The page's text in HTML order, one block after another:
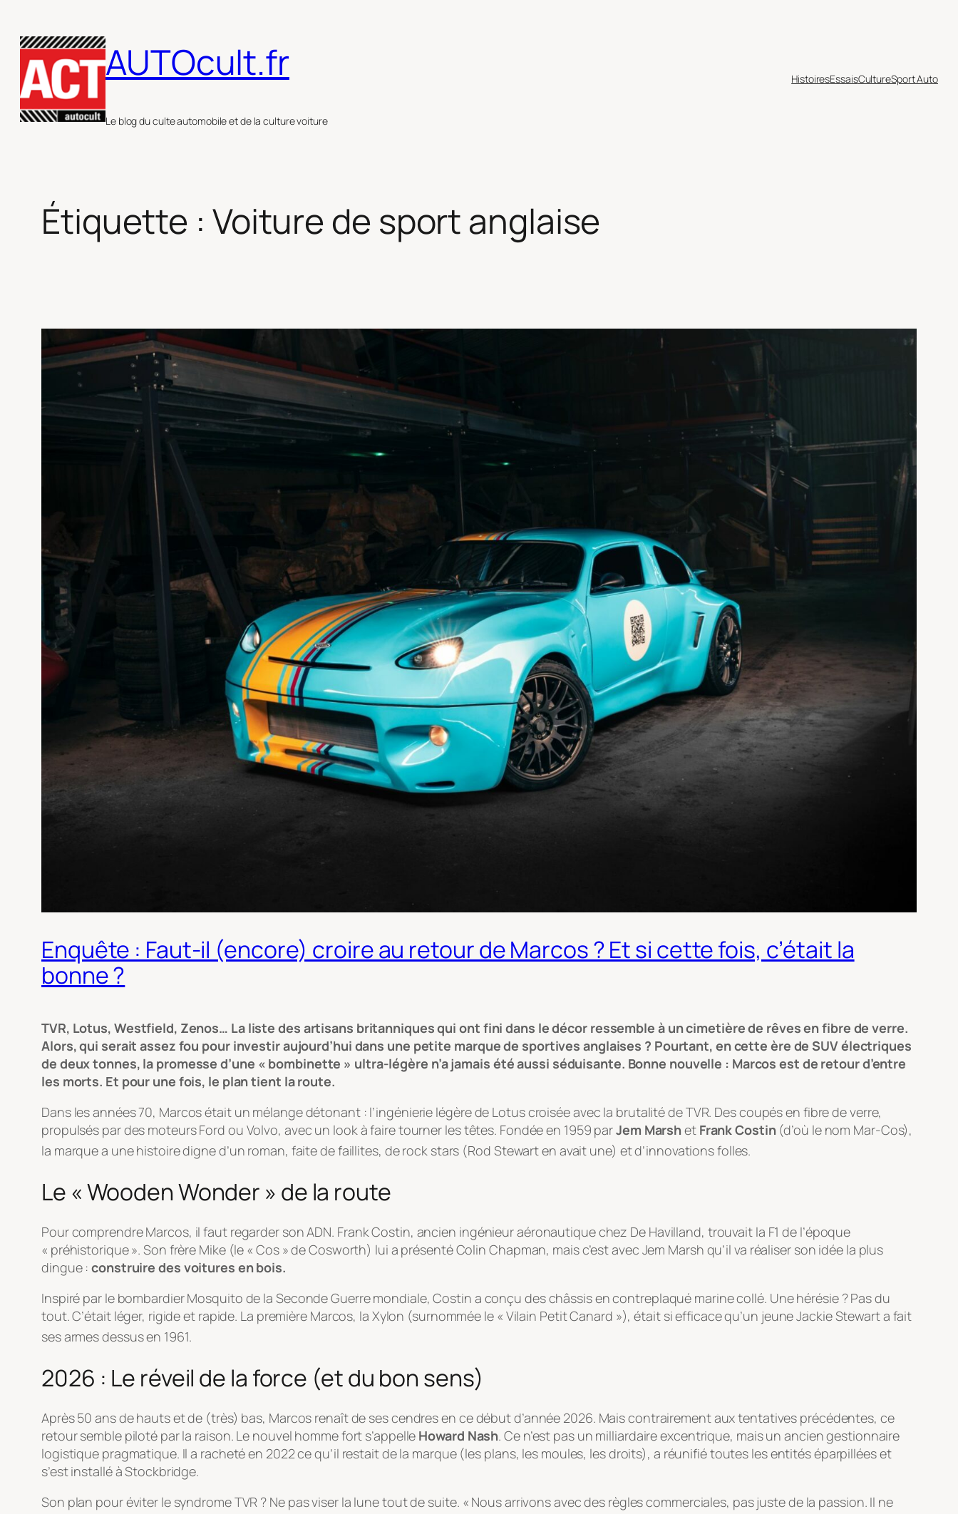
au
contenu
AUTOcult.fr
Le blog du culte automobile et de la culture voiture
HistoiresEssaisCultureSport Auto
Étiquette : Voiture de sport anglaise
Enquête : Faut-il (encore) croire au retour de Marcos ? Et si cette fois, c’était la
bonne ?
TVR, Lotus, Westfield, Zenos… La liste des artisans britanniques qui ont fini dans le décor ressemble à un cimetière de rêves en fibre de verre.
Alors, qui serait assez fou pour investir aujourd’hui dans une petite marque de sportives anglaises ? Pourtant, en cette ère de SUV électriques
de deux tonnes, la promesse d’une « bombinette » ultra-légère n’a jamais été aussi séduisante. Bonne nouvelle : Marcos est de retour d’entre
les morts. Et pour une fois, le plan tient la route.
Dans les années 70, Marcos était un mélange détonant : l’ingénierie légère de Lotus croisée avec la brutalité de TVR. Des coupés en fibre de verre,
propulsés par des moteurs Ford ou Volvo, avec un look à faire tourner les têtes. Fondée en 1959 parJem Marshet Frank Costin(d’où le nom Mar-Cos),
la marque a une histoire digne d’un roman, faite de faillites, de rock stars (Rod Stewart en avait une) et d’innovations folles.
Le « Wooden Wonder » de la route
Pour comprendre Marcos, il faut regarder son ADN. Frank Costin, ancien ingénieur aéronautique chez De Havilland, trouvait la F1 de l’époque
« préhistorique ». Son frère Mike (le « Cos » de Cosworth) lui a présenté Colin Chapman, mais c’est avec Jem Marsh qu’il va réaliser son idée la plus
dingue :construire des voitures en bois.
Inspiré par le bombardierMosquito de la Seconde Guerre mondiale, Costin a conçu des châssis en contreplaqué marine collé. Une hérésie ? Pas du
tout. C’était léger, rigide et rapide. La première Marcos, la Xylon (surnommée le « Vilain Petit Canard »), était si efficace qu’un jeune Jackie Stewart a fait
ses armes dessus en 1961.
2026 : Le réveil de la force (et du bon sens)
Après 50 ans de hauts et de (très) bas, Marcos renaît de ses cendres en ce début d’année 2026. Mais contrairement aux tentatives précédentes, ce
retour semble piloté par la raison. Le nouvel homme fort s’appelle Howard Nash. Ce n’est pas un milliardaire excentrique, mais un ancien gestionnaire
logistique pragmatique. Il a racheté en 2022 ce qu’il restait de la marque (les plans, les moules, les droits), a réunifié toutes les entités éparpillées et
s’est installé à Stockbridge.
Son plan pour éviter le syndrome TVR ? Ne pas viser la lune tout de suite. « Nous arrivons avec des règles commerciales, pas juste de la passion. Il ne